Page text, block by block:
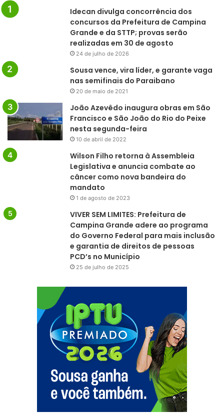
Idecan divulga concorrência dos
concursos da Prefeitura de Campina
Grande e da STTP; provas serão
realizadas em 30 de agosto
24 de julho de 2026
Sousa vence, vira líder, e garante vaga
nas semifinais do Paraibano
20 de maio de 2021
João Azevêdo inaugura obras em São
Francisco e São João do Rio do Peixe
nesta segunda-feira
10 de abril de 2022
Wilson Filho retorna à Assembleia
Legislativa e anuncia combate ao
câncer como nova bandeira do
mandato
1 de agosto de 2023
VIVER SEM LIMITES: Prefeitura de
Campina Grande adere ao programa
do Governo Federal para mais inclusão
e garantia de direitos de pessoas
PCD’s no Município
25 de julho de 2025